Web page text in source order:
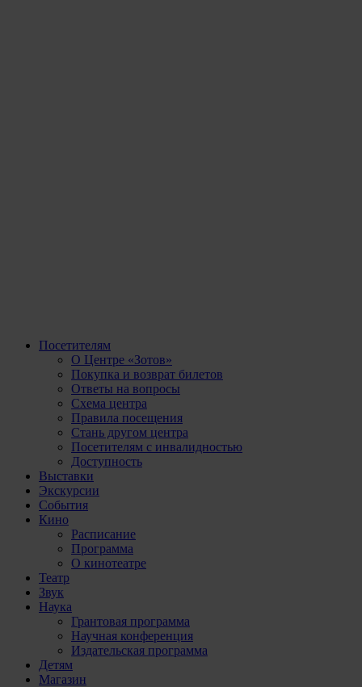
Посетителям
О Центре «Зотов»
Покупка и возврат билетов
Ответы на вопросы
Схема центра
Правила посещения
Стань другом центра
Посетителям с инвалидностью
Доступность
Выставки
Экскурсии
События
Кино
Расписание
Программа
О кинотеатре
Театр
Звук
Наука
Грантовая программа
Научная конференция
Издательская программа
Детям
Магазин